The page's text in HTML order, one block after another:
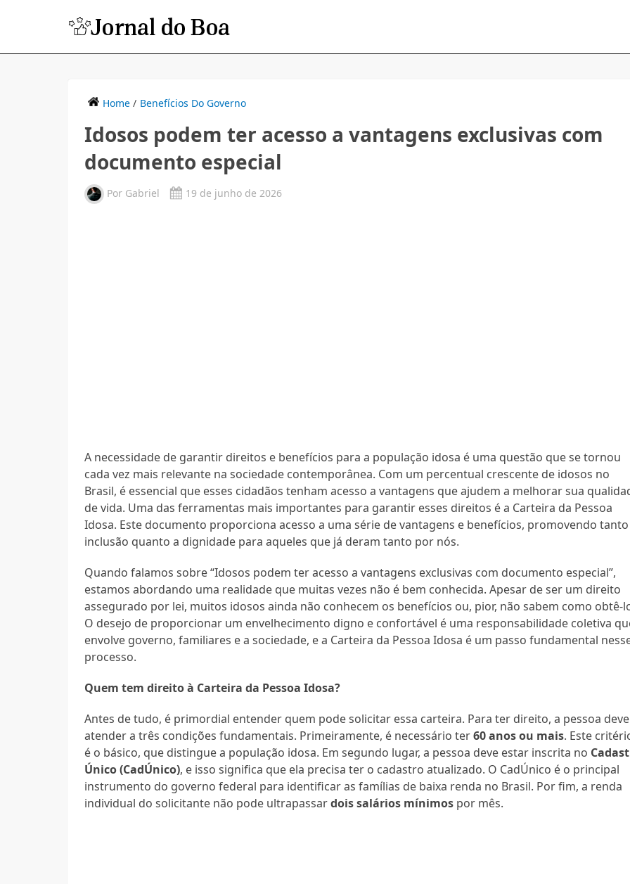
Home / Benefícios Do Governo
Idosos podem ter acesso a vantagens exclusivas com
documento especial
Por Gabriel 19 de junho de 2026
A necessidade de garantir direitos e benefícios para a população idosa é uma questão que se tornou
cada vez mais relevante na sociedade contemporânea. Com um percentual crescente de idosos no
Brasil, é essencial que esses cidadãos tenham acesso a vantagens que ajudem a melhorar sua
de vida. Uma das ferramentas mais importantes para garantir esses direitos é a Carteira da Pessoa
Idosa. Este documento proporciona acesso a uma série de vantagens e benefícios, promovendo
inclusão quanto a dignidade para aqueles que já deram tanto por nós.
Quando falamos sobre “Idosos podem ter acesso a vantagens exclusivas com documento especial”,
estamos abordando uma realidade que muitas vezes não é bem conhecida. Apesar de ser um direito
assegurado por lei, muitos idosos ainda não conhecem os benefícios ou, pior, não sabem como obtê-
O desejo de proporcionar um envelhecimento digno e confortável é uma responsabilidade coletiva
envolve governo, familiares e a sociedade, e a Carteira da Pessoa Idosa é um passo fundamental
processo.
Quem tem direito à Carteira da Pessoa Idosa?
Antes de tudo, é primordial entender quem pode solicitar essa carteira. Para ter direito, a pessoa deve
atender a três condições fundamentais. Primeiramente, é necessário ter60 anos ou mais. Este
é o básico, que distingue a população idosa. Em segundo lugar, a pessoa deve estar inscrita no
Único (CadÚnico), e isso significa que ela precisa ter o cadastro atualizado. O CadÚnico é o principal
instrumento do governo federal para identificar as famílias de baixa renda no Brasil. Por fim, a renda
individual do solicitante não pode ultrapassardois salários mínimos por mês.